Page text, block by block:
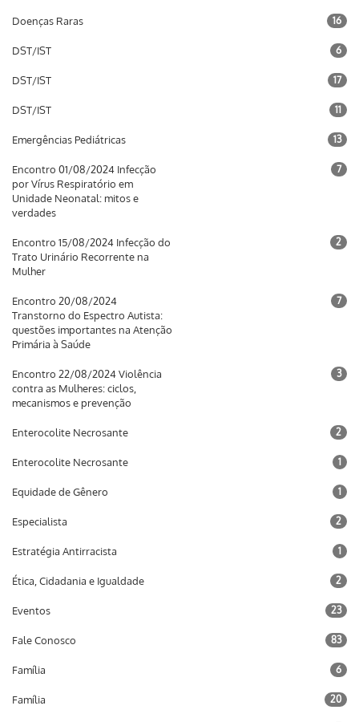
Doenças Raras 16
DST/IST 6
DST/IST 17
DST/IST 11
Emergências Pediátricas 13
Encontro 01/08/2024 Infecção
por Vírus Respiratório em
Unidade Neonatal: mitos e
verdades
7
Encontro 15/08/2024 Infecção do
Trato Urinário Recorrente na
Mulher
2
Encontro 20/08/2024
Transtorno do Espectro Autista:
questões importantes na Atenção
Primária à Saúde
7
Encontro 22/08/2024 Violência
contra as Mulheres: ciclos,
mecanismos e prevenção
3
Enterocolite Necrosante 2
Enterocolite Necrosante 1
Equidade de Gênero 1
Especialista 2
Estratégia Antirracista 1
Ética, Cidadania e Igualdade 2
Eventos 23
Fale Conosco 83
Família 6
Família 20